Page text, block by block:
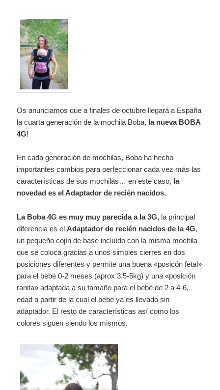
Os anunciamos que a finales de octubre llegará a España
la cuarta generación de la mochila Boba, la nueva BOBA
4G!
En cada generación de mochilas, Boba ha hecho
importantes cambios para perfeccionar cada vez más las
características de sus mochilas… en este caso, la
novedad es el Adaptador de recién nacidos.
La Boba 4G es muy muy parecida a la 3G, la principal
diferencia es elAdaptador de recién nacidos de la 4G,
un pequeño cojín de base incluído con la misma mochila
que se coloca gracias a unos simples cierres en dos
posiciones diferentes y permite una buena «posicón fetal»
para el bebé 0-2 meses (aprox 3,5-5kg) y una «posición
ranita» adaptada a su tamaño para el bebé de 2 a 4-6,
edad a partir de la cual el bebé ya es llevado sin
adaptador. El resto de características así como los
colores siguen siendo los mismos.